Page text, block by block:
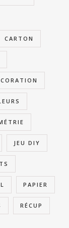
CARTON
JEU DIY
PAPIER
RÉCUP